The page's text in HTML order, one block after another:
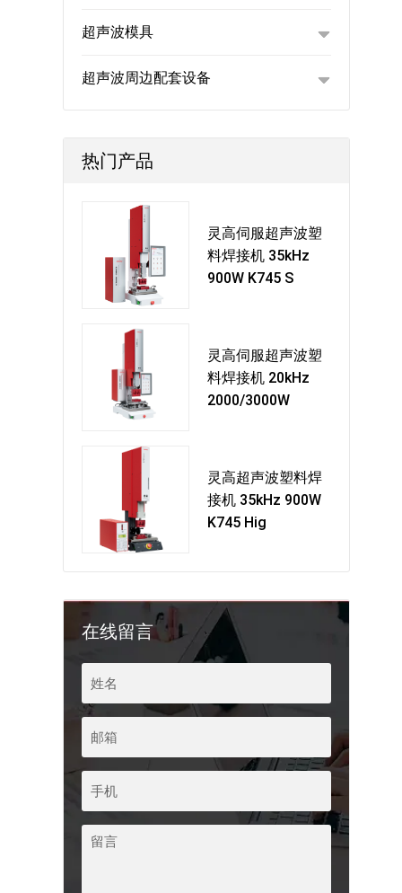
超声波模具
超声波周边配套设备
热门产品
灵高伺服超声波塑
料焊接机 35kHz
900W K745 S
灵高伺服超声波塑
料焊接机 20kHz
2000/3000W
灵高超声波塑料焊
接机 35kHz 900W
K745 Hig
在线留言